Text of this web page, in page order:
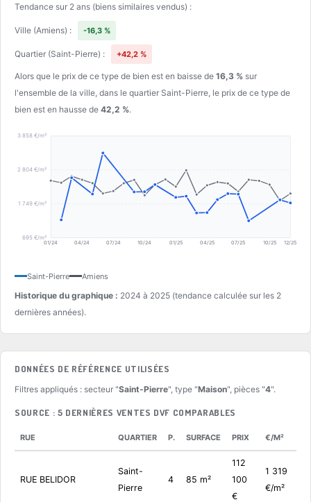
Tendance sur 2 ans (biens similaires vendus) :
Ville (Amiens) : -16,3 %
Quartier (Saint-Pierre) : +42,2 %
Alors que le prix de ce type de bien est en baisse de 16,3 % sur
l'ensemble de la ville, dans le quartier Saint-Pierre, le prix de ce type de
bien est en hausse de 42,2 %.
3 858 €/m²
2 804 €/m²
1 749 €/m²
695 €/m²
01/24 04/24 07/24 10/24 01/25 04/25 07/25 10/25 12/25
Saint-Pierre Amiens
Historique du graphique : 2024 à 2025 (tendance calculée sur les 2
dernières années).
DONNÉES DE RÉFÉRENCE UTILISÉES
Filtres appliqués : secteur "Saint-Pierre", type "Maison", pièces "4".
SOURCE : 5 DERNIÈRES VENTES DVF COMPARABLES
RUE QUARTIER P. SURFACE PRIX €/M²
RUE BELIDOR
Saint-
Pierre
4 85 m²
112
100
€
1 319
€/m²